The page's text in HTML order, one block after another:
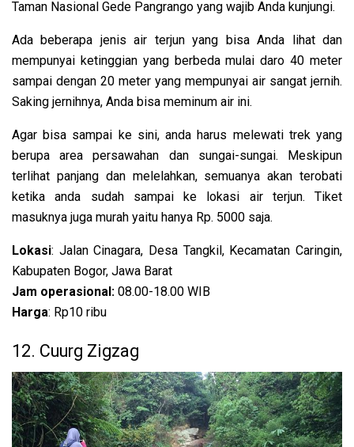
Taman Nasional Gede Pangrango yang wajib Anda kunjungi.
Ada beberapa jenis air terjun yang bisa Anda lihat dan
mempunyai ketinggian yang berbeda mulai daro 40 meter
sampai dengan 20 meter yang mempunyai air sangat jernih.
Saking jernihnya, Anda bisa meminum air ini.
Agar bisa sampai ke sini, anda harus melewati trek yang
berupa area persawahan dan sungai-sungai. Meskipun
terlihat panjang dan melelahkan, semuanya akan terobati
ketika anda sudah sampai ke lokasi air terjun. Tiket
masuknya juga murah yaitu hanya Rp. 5000 saja.
Lokasi: Jalan Cinagara, Desa Tangkil, Kecamatan Caringin,
Kabupaten Bogor, Jawa Barat
Jam operasional: 08.00-18.00 WIB
Harga: Rp10 ribu
12. Cuurg Zigzag